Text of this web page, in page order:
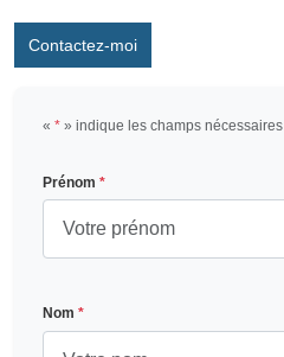
Contactez-moi
« * » indique les champs nécessaires
Prénom *
Nom *